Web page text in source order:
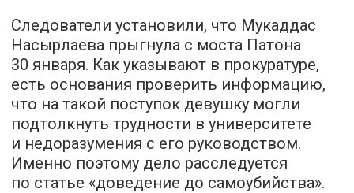
Следователи установили, что Мукаддас
Насырлаева прыгнула с моста Патона
30 января. Как указывают в прокуратуре,
есть основания проверить информацию,
что на такой поступок девушку могли
подтолкнуть трудности в университете
и недоразумения с его руководством.
Именно поэтому дело расследуется
по статье «доведение до самоубийства».